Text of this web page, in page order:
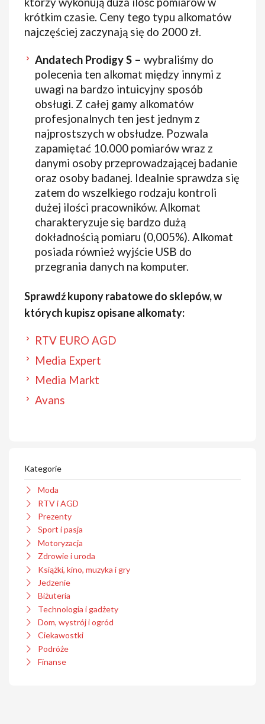
krótkim czasie. Ceny tego typu alkomatów
najczęściej zaczynają się do 2000 zł.
Andatech Prodigy S – wybraliśmy do
polecenia ten alkomat między innymi z
uwagi na bardzo intuicyjny sposób
obsługi. Z całej gamy alkomatów
profesjonalnych ten jest jednym z
najprostszych w obsłudze. Pozwala
zapamiętać 10.000 pomiarów wraz z
danymi osoby przeprowadzającej badanie
oraz osoby badanej. Idealnie sprawdza się
zatem do wszelkiego rodzaju kontroli
dużej ilości pracowników. Alkomat
charakteryzuje się bardzo dużą
dokładnością pomiaru (0,005%). Alkomat
posiada również wyjście USB do
przegrania danych na komputer.
Sprawdź kupony rabatowe do sklepów, w
których kupisz opisane alkomaty:
RTV EURO AGD
Media Expert
Media Markt
Avans
Kategorie
Moda
RTV i AGD
Prezenty
Sport i pasja
Motoryzacja
Zdrowie i uroda
Książki, kino, muzyka i gry
Jedzenie
Biżuteria
Technologia i gadżety
Dom, wystrój i ogród
Ciekawostki
Podróże
Finanse